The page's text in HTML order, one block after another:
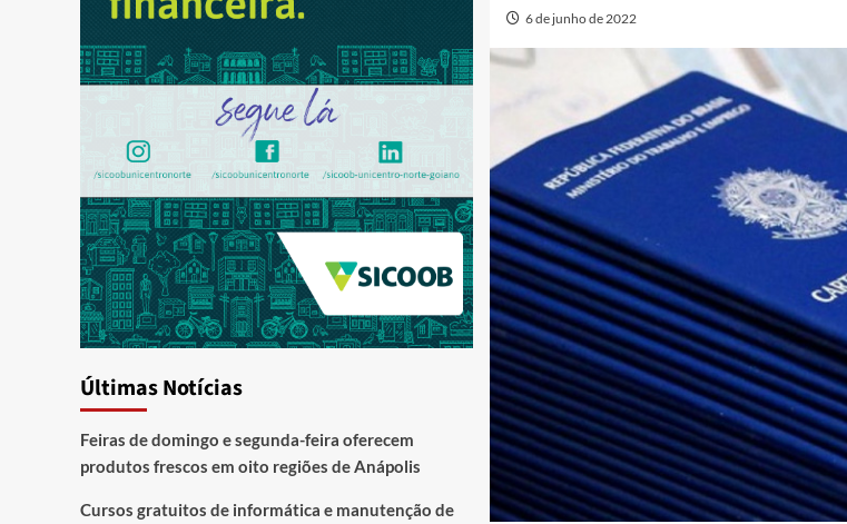
6 de junho de 2022
Últimas Notícias
Feiras de domingo e segunda-feira oferecem
produtos frescos em oito regiões de Anápolis
Cursos gratuitos de informática e manutenção de